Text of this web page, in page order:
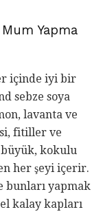
Yapma
içinde iyi bir
sebze soya
lavanta ve
fitiller ve
kokulu
her şeyi içerir.
bunları yapmak
kalay kapları